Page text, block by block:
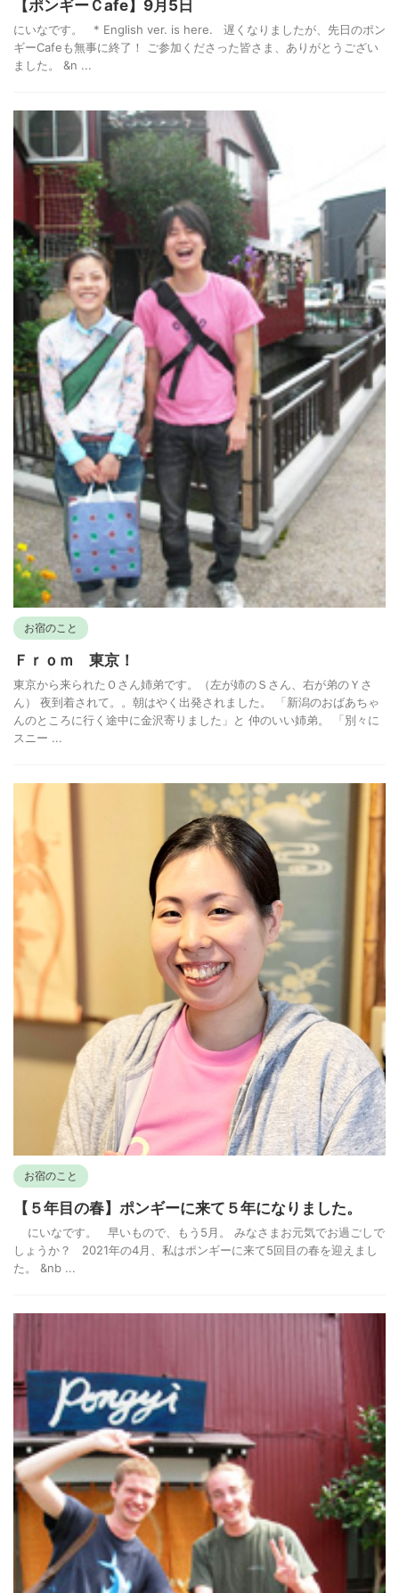
【ポンギーＣafe】9月5日
にいなです。 * English ver. is here. 遅くなりましたが、先日のポン
ギーCafeも無事に終了！ ご参加くださった皆さま、ありがとうござい
ました。 &n ...
お宿のこと
Ｆｒｏｍ 東京！
東京から来られたＯさん姉弟です。（左が姉のＳさん、右が弟のＹさ
ん） 夜到着されて。。朝はやく出発されました。 「新潟のおばあちゃ
んのところに行く途中に金沢寄りました」と 仲のいい姉弟。 「別々に
スニー ...
お宿のこと
【５年目の春】ポンギーに来て５年になりました。
にいなです。 早いもので、もう5月。 みなさまお元気でお過ごしで
しょうか？ 2021年の4月、私はポンギーに来て5回目の春を迎えまし
た。 &nb ...